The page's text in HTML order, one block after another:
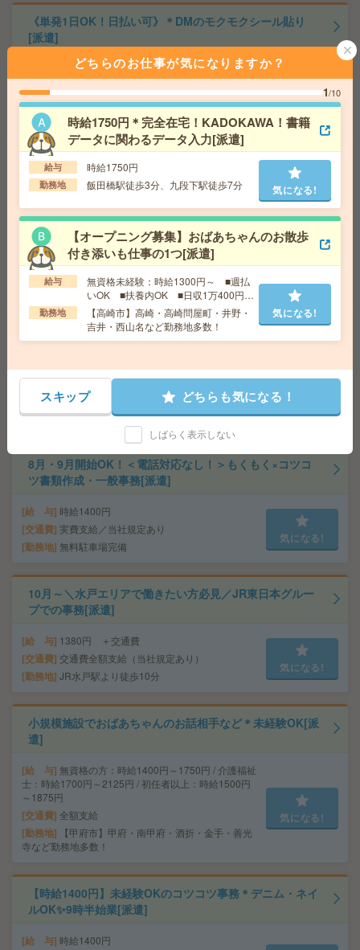
《単発1日OK！日払い可》＊DMのモクモクシール貼り
[派遣]
時給1,300円～1,625円
勤務地 【伊勢崎市】伊勢崎駅・境町駅・国定駅・新
伊勢崎駅・剛志駅など勤務地多数！
気になる!
3ヵ月で73万円稼ぐ！未経験OK＊おばあちゃんのお話相
手など[派遣]
給 与 無資格の方：時給1400円～1750円 / 介護福祉
士：時給1700円～2125円 / 初任者以上：時給1500円
～1875円
交通費 全額支給
勤務地 【甲府市】甲府・南甲府・酒折・金手・善光
寺など勤務地多数！
【日立×事務】日勤のみ！時給2000円！16時45分まで[派
給 与 時給2000円 月収例 310,000円
交通費 全額支給
勤務地 日立駅徒歩20分
8月・9月開始OK！＜電話対応なし！＞もくもく×コツコ
ツ書類作成・一般事務[派遣]
給 与 時給1400円
交通費 実費支給／当社規定あり
勤務地 無料駐車場完備
気になる!
10月～＼水戸エリアで働きたい方必見／JR東日本グルー
プでの事務[派遣]
給 与 1380円 ＋交通費
交通費 交通費全額支給（当社規定あり）
勤務地 JR水戸駅より徒歩10分
気になる!
小規模施設でおばあちゃんのお話相手など＊未経験OK[派
遣]
給 与 無資格の方：時給1400円～1750円 / 介護福祉
士：時給1700円～2125円 / 初任者以上：時給1500円
～1875円
交通費 全額支給
勤務地
【甲府市】甲府・南甲府・酒折・金手・善光
寺など勤務地多数！
気になる!
【時給1400円】未経験OKのコツコツ事務＊デニム・ネイ
ルOK✨9時半始業[派遣]
給 与 時給1400円
どちらのお仕事が気になりますか？
1/10
時給1750円＊完全在宅！KADOKAWA！書籍
データに関わるデータ入力[派遣]
給与 時給1750円
勤務地 飯田橋駅徒歩3分、九段下駅徒歩7分 気になる!
【オープニング募集】おばあちゃんのお散歩
付き添いも仕事の1つ[派遣]
給与
無資格未経験：時給1300円～ ■週払
いOK ■扶養内OK ■日収1万400円以
上
勤務地
【高崎市】高崎・高崎問屋町・井野・
吉井・西山名など勤務地多数！
気になる!
スキップ どちらも気になる！
しばらく表示しない